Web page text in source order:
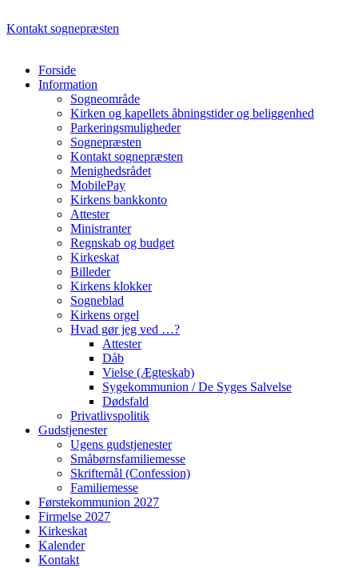
Kontakt sognepræsten
Forside
Information
Sogneområde
Kirken og kapellets åbningstider og beliggenhed
Parkeringsmuligheder
Sognepræsten
Kontakt sognepræsten
Menighedsrådet
MobilePay
Kirkens bankkonto
Attester
Ministranter
Regnskab og budget
Kirkeskat
Billeder
Kirkens klokker
Sogneblad
Kirkens orgel
Hvad gør jeg ved …?
Attester
Dåb
Vielse (Ægteskab)
Sygekommunion / De Syges Salvelse
Dødsfald
Privatlivspolitik
Gudstjenester
Ugens gudstjenester
Småbørnsfamiliemesse
Skriftemål (Confession)
Familiemesse
Førstekommunion 2027
Firmelse 2027
Kirkeskat
Kalender
Kontakt